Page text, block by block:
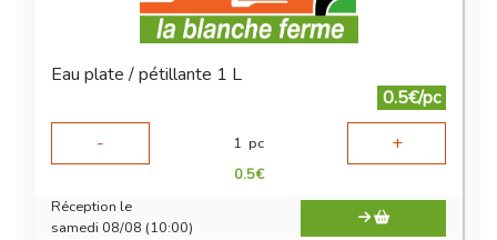
Eau plate / pétillante 1 L
0.5€/pc
-
1 pc +
0.5€
Réception le
samedi 08/08 (10:00)